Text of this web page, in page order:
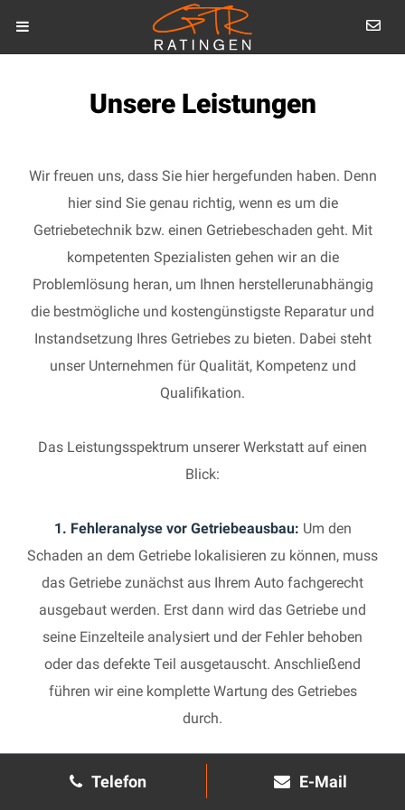
Telefon E-Mail
Unsere Leistungen
Wir freuen uns, dass Sie hier hergefunden haben. Denn
hier sind Sie genau richtig, wenn es um die
Getriebetechnik bzw. einen Getriebeschaden geht. Mit
kompetenten Spezialisten gehen wir an die
Problemlösung heran, um Ihnen herstellerunabhängig
die bestmögliche und kostengünstigste Reparatur und
Instandsetzung Ihres Getriebes zu bieten. Dabei steht
unser Unternehmen für Qualität, Kompetenz und
Qualifikation.
Das Leistungsspektrum unserer Werkstatt auf einen
Blick:
1. Fehleranalyse vor Getriebeausbau: Um den
Schaden an dem Getriebe lokalisieren zu können, muss
das Getriebe zunächst aus Ihrem Auto fachgerecht
ausgebaut werden. Erst dann wird das Getriebe und
seine Einzelteile analysiert und der Fehler behoben
oder das defekte Teil ausgetauscht. Anschließend
führen wir eine komplette Wartung des Getriebes
durch.
2. Manuelles Getriebe:
Die Reparatur eines komplexen
Schaltgetriebes ist äußerst aufwendig und benötigt